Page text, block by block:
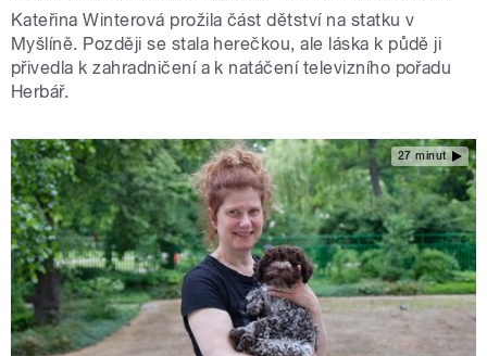
Kateřina Winterová prožila část dětství na statku v
Myšlíně. Později se stala herečkou, ale láska k půdě ji
přivedla k zahradničení a k natáčení televizního pořadu
Herbář.
27 minut